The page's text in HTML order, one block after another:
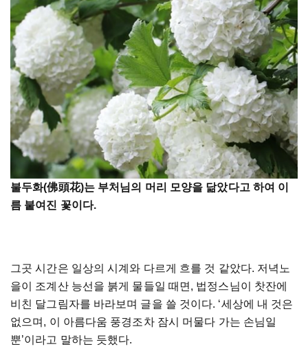
불두화(佛頭花)는 부처님의 머리 모양을 닮았다고 하여 이
름 붙여진 꽃이다.
그곳 시간은 일상의 시계와 다르게 흐를 것 같았다. 저녁노
을이
조계산 능선을 붉게 물들일 때면 , 법정스님이
찻잔에
비친 달그림자를 바라보며 글을 쓸 것이다. ‘세상에 내 것은
없으며 , 이 아름다움 풍경조차 잠시 머물다 가는 손님일
뿐’이라고 말하는 듯했다.